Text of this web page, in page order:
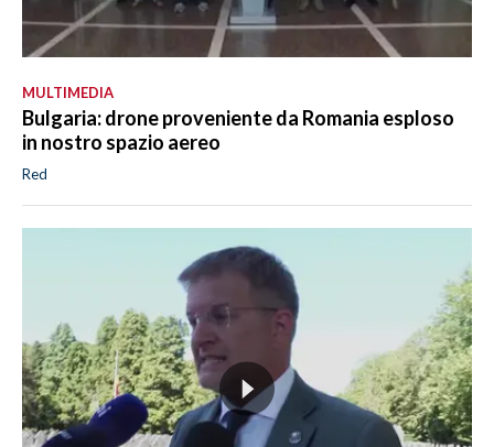
MULTIMEDIA
Bulgaria: drone proveniente da Romania esploso
in nostro spazio aereo
Red